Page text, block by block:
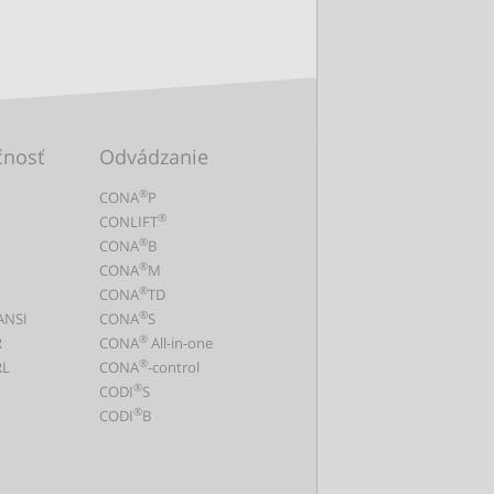
Odvádzanie
CONA®P
CONLIFT®
CONA®B
CONA®M
CONA®TD
CONA®S
CONA® All-in-one
CONA®-control
CODI®S
CODI®B